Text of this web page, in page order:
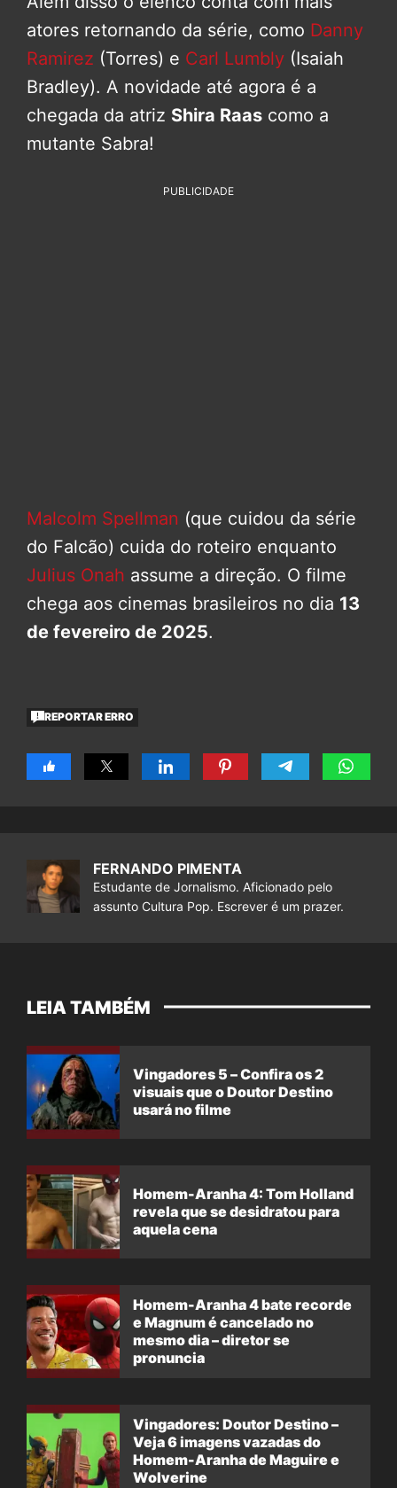
atores retornando da série, como Danny
Ramirez (Torres) e Carl Lumbly (Isaiah
Bradley). A novidade até agora é a
chegada da atriz Shira Raas como a
mutante Sabra!
PUBLICIDADE
Malcolm Spellman (que cuidou da série
do Falcão) cuida do roteiro enquanto
Julius Onah assume a direção. O filme
chega aos cinemas brasileiros no dia 13
de fevereiro de 2025.
REPORTAR ERRO
FERNANDO PIMENTA
Estudante de Jornalismo. Aficionado pelo
assunto Cultura Pop. Escrever é um prazer.
LEIA TAMBÉM
Vingadores 5 – Confira os 2
visuais que o Doutor Destino
usará no filme
Homem-Aranha 4: Tom Holland
revela que se desidratou para
aquela cena
Homem-Aranha 4 bate recorde
e Magnum é cancelado no
mesmo dia – diretor se
pronuncia
Vingadores: Doutor Destino –
Veja 6 imagens vazadas do
Homem-Aranha de Maguire e
Wolverine